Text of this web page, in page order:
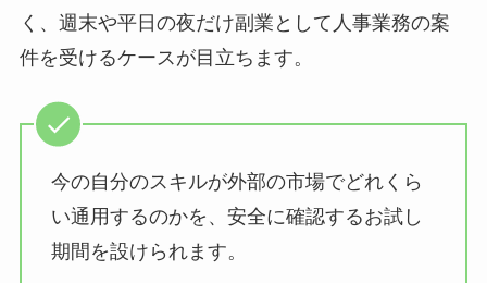
く、週末や平日の夜だけ副業として人事業務の案
件を受けるケースが目立ちます。
今の自分のスキルが外部の市場でどれくら
い通用するのかを、安全に確認するお試し
期間を設けられます。